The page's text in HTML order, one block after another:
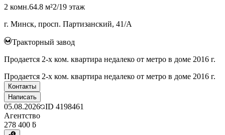
2 комн.64.8 м²2/19 этаж
г. Минск, просп. Партизанский, 41/А
Тракторный завод
Продается 2-х ком. квартира недалеко от метро в доме 2016 г.
Продается 2-х ком. квартира недалеко от метро в доме 2016 г.
Контакты
Написать
05.08.2026 ID 4198461
Агентство
278 400 ƃ